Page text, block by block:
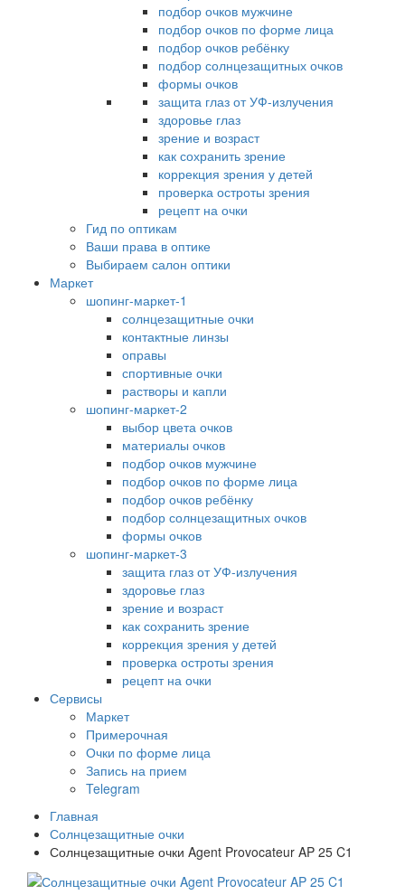
подбор очков мужчине
подбор очков по форме лица
подбор очков ребёнку
подбор солнцезащитных очков
формы очков
защита глаз от УФ-излучения
здоровье глаз
зрение и возраст
как сохранить зрение
коррекция зрения у детей
проверка остроты зрения
рецепт на очки
Гид по оптикам
Ваши права в оптике
Выбираем салон оптики
Маркет
шопинг-маркет-1
солнцезащитные очки
контактные линзы
оправы
спортивные очки
растворы и капли
шопинг-маркет-2
выбор цвета очков
материалы очков
подбор очков мужчине
подбор очков по форме лица
подбор очков ребёнку
подбор солнцезащитных очков
формы очков
шопинг-маркет-3
защита глаз от УФ-излучения
здоровье глаз
зрение и возраст
как сохранить зрение
коррекция зрения у детей
проверка остроты зрения
рецепт на очки
Сервисы
Маркет
Примерочная
Очки по форме лица
Запись на прием
Telegram
Главная
Солнцезащитные очки
Солнцезащитные очки Agent Provocateur AP 25 C1